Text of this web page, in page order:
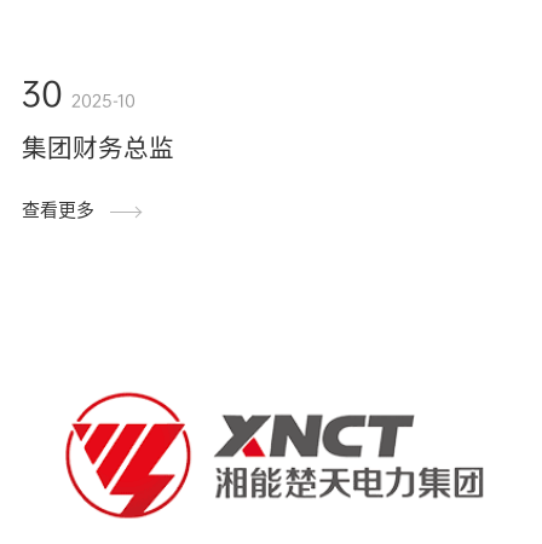
30 2025-10
集团财务总监
查看更多